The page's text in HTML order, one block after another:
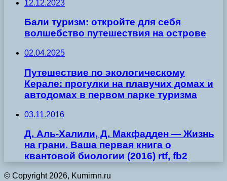
12.12.2023
Бали туризм: откройте для себя
волшебство путешествия на острове
02.04.2025
Путешествие по экологическому
Керале: прогулки на плавучих домах и
автодомах в первом парке туризма
03.11.2016
Д. Аль-Халили, Д. Макфадден — Жизнь
на грани. Ваша первая книга о
квантовой биологии (2016) rtf, fb2
© Copyright 2026, Kumirnn.ru